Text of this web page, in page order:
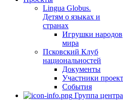
Lingua Globus.
Детям о языках и
странах
Игрушки народов
мира
Псковский Клуб
национальностей
Документы
Участники
События
Группа